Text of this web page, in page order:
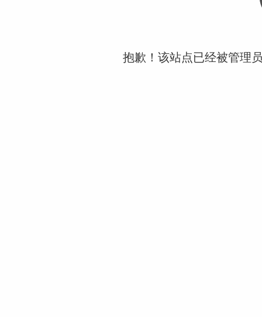
抱歉！该站点已经被管理